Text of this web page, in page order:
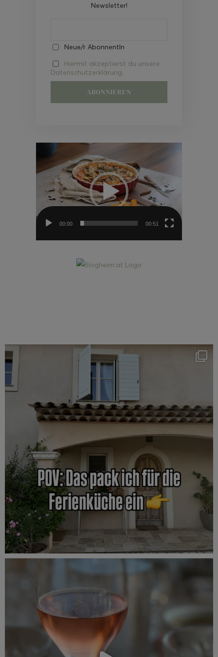
Newsletter!
Neue/r AbonnentIn
Hiermit akzeptierst du unsere
Datenschutzerklärung.
Video-
00:00 00:51